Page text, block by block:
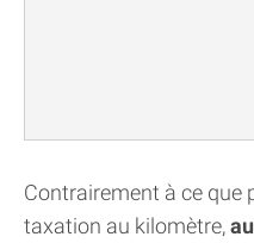
Contrairement à ce que
taxation au kilomètre,